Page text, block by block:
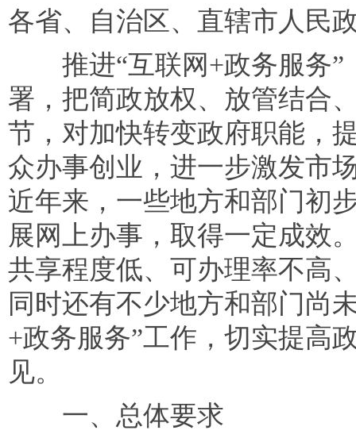
各省、自治区、直辖市人民
推进“互联网+政务服务”
署，把简政放权、放管结合
节，对加快转变政府职能，
众办事创业，进一步激发市
近年来，一些地方和部门初
展网上办事，取得一定成效
共享程度低、可办理率不高
同时还有不少地方和部门尚
+政务服务”工作，切实提高
见。
一、总体要求